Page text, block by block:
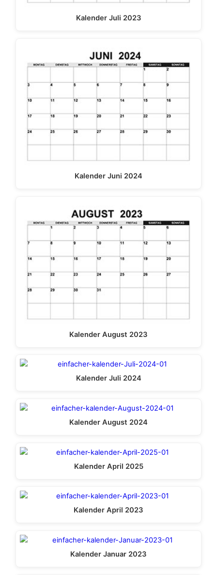
Kalender Juli 2023
Kalender Juni 2024
Kalender August 2023
Kalender Juli 2024
Kalender August 2024
Kalender April 2025
Kalender April 2023
Kalender Januar 2023